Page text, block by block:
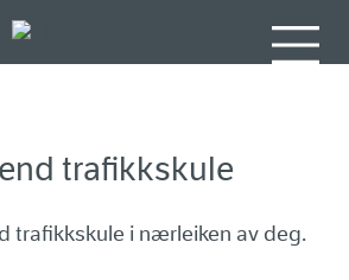
trafikkskule
trafikkskule i nærleiken av deg.